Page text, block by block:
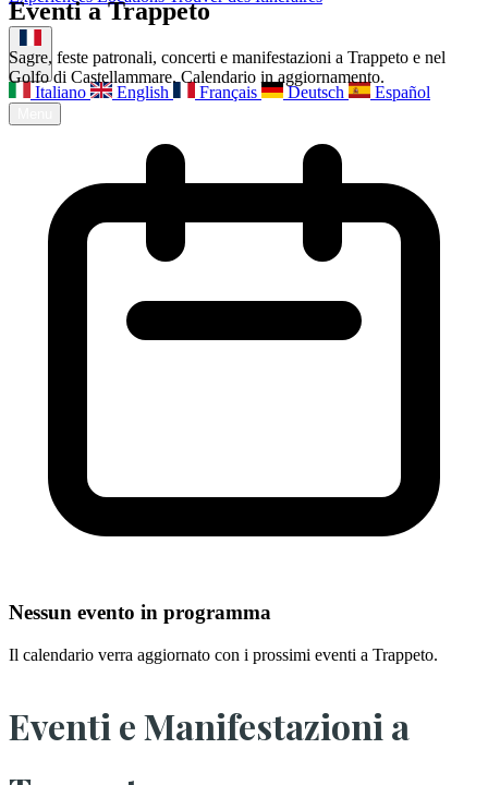
À proposContact
Italiano English Français Deutsch Español
Eventi a Trappeto
Sagre, feste patronali, concerti e manifestazioni a Trappeto e nel
Golfo di Castellammare. Calendario in aggiornamento.
Nessun evento in programma
Il calendario verra aggiornato con i prossimi eventi a Trappeto.
Eventi e Manifestazioni a